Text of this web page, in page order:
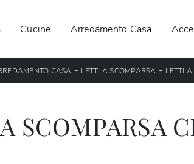
Cucine Arredamento Casa
CASA - LETTI A SCOMPARSA - LETTI
SCOMPARSA